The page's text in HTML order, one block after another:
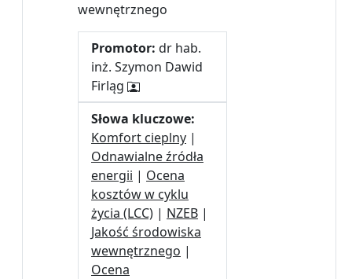
wewnętrznego
Promotor: dr hab.
inż. Szymon Dawid
Firląg
Słowa kluczowe:
Komfort cieplny |
Odnawialne źródła
energii | Ocena
kosztów w cyklu
życia (LCC) | NZEB |
Jakość środowiska
wewnętrznego |
Ocena